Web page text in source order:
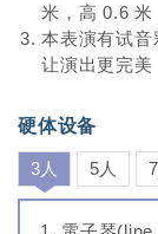
米，高 0.6 米
本表演有试
让演出更完美
硬体设备
3人 5人